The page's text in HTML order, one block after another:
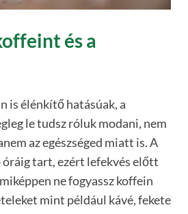
és a
is élénkítő hatásúak, a
le tudsz róluk modani, nem
az egészséged miatt is. A
tart, ezért lefekvés előtt
ne fogyassz koffein
mint például kávé, fekete